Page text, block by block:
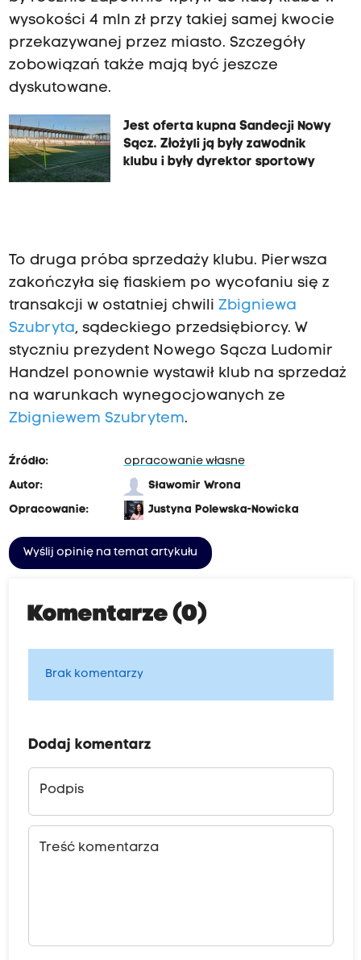
wysokości 4 mln zł przy takiej samej kwocie
przekazywanej przez miasto. Szczegóły
zobowiązań także mają być jeszcze
dyskutowane.
Jest oferta kupna Sandecji Nowy
Sącz. Złożyli ją były zawodnik
klubu i były dyrektor sportowy
To druga próba sprzedaży klubu. Pierwsza
zakończyła się fiaskiem po wycofaniu się z
transakcji w ostatniej chwili Zbigniewa
Szubryta, sądeckiego przedsiębiorcy. W
styczniu prezydent Nowego Sącza Ludomir
Handzel ponownie wystawił klub na sprzedaż
na warunkach wynegocjowanych ze
Zbigniewem Szubrytem.
Źródło:
opracowanie własne
Autor:
Sławomir Wrona
Opracowanie:
Justyna Polewska-Nowicka
Wyślij opinię na temat artykułu
Komentarze (0)
Brak komentarzy
Dodaj komentarz
Podpis
Treść komentarza